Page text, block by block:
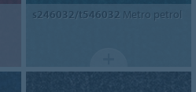
s246032/t546032 Metro petrol